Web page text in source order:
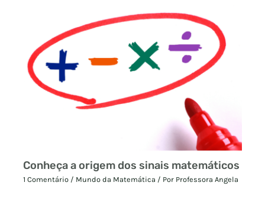
Conheça a origem dos sinais matemáticos
1 Comentário / Mundo da Matemática / Por Professora Angela